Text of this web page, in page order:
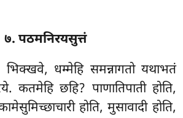
७. पठमनिरयसुत्तं
भिक्खवे, धम्मेहि समन्नागतो यथाभतं
कतमेहि छहि? पाणातिपाती होति,
होति, मुसावादी होति,